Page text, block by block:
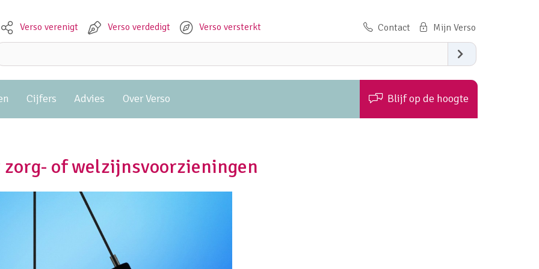
Meta navigation
Verso verenigt Verso verdedigt Verso versterkt
Contact
Zoeken
Cijfers Advies Over Verso Blijf op de hoogte
of welzijnsvoorzieningen